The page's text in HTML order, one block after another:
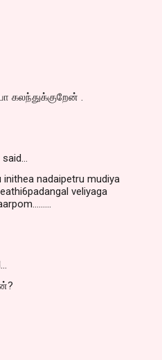
கலந்துக்குறேன் .
said…
nadaipetru mudiya
veliyaga